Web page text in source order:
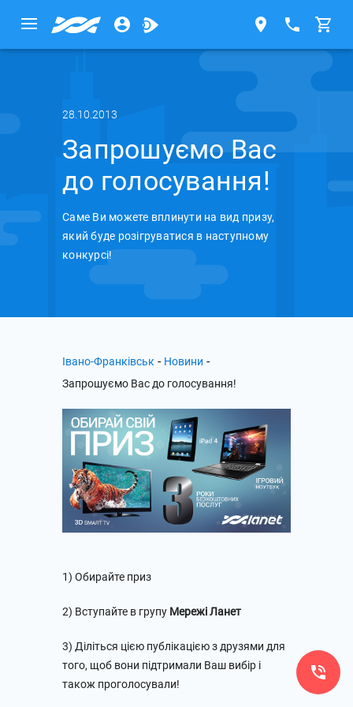
28.10.2013
Запрошуємо Вас
до голосування!
Саме Ви можете вплинути на вид призу,
який буде розігруватися в наступному
конкурсі!
Івано-Франківськ - Новини -
Запрошуємо Вас до голосування!
1) Обирайте приз
2) Вступайте в групу Мережі Ланет
3) Діліться цією публікацією з друзями для
того, щоб вони підтримали Ваш вибір і
також проголосували!